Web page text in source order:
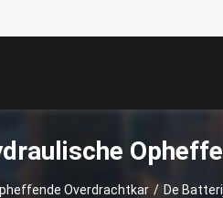
Overdrachtkar / De